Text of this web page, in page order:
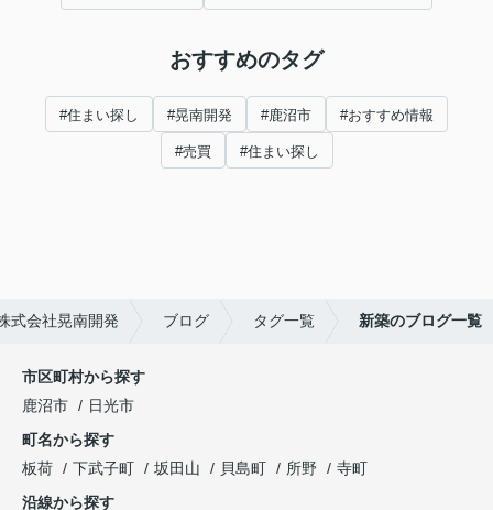
おすすめのタグ
#住まい探し #晃南開発 #鹿沼市 #おすすめ情報
#売買 #住まい探し
式会社晃南開発 ブログ タグ一覧 新築のブログ一覧
市区町村から探す
鹿沼市
日光市
町名から探す
板荷
下武子町 坂田山 貝島町 所野
寺町
沿線から探す